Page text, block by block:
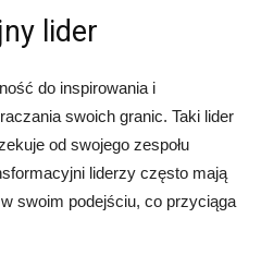
lider
do inspirowania i
swoich granic. Taki lider
od swojego zespołu
liderzy często mają
swoim podejściu, co przyciąga